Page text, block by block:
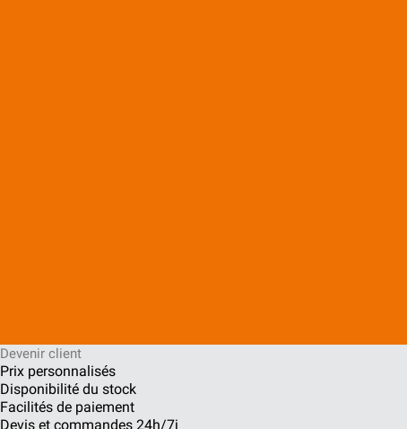
Devenir client
Prix personnalisés
Disponibilité du stock
Facilités de paiement
Devis et commandes 24h/7j